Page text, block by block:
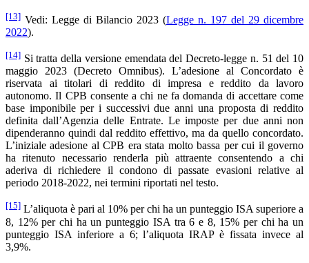
[13] Vedi: Legge di Bilancio 2023 (Legge n. 197 del 29 dicembre
2022).
[14] Si tratta della versione emendata del Decreto-legge n. 51 del 10
maggio 2023 (Decreto Omnibus). L’adesione al Concordato è
riservata ai titolari di reddito di impresa e reddito da lavoro
autonomo. Il CPB consente a chi ne fa domanda di accettare come
base imponibile per i successivi due anni una proposta di reddito
definita dall’Agenzia delle Entrate. Le imposte per due anni non
dipenderanno quindi dal reddito effettivo, ma da quello concordato.
L’iniziale adesione al CPB era stata molto bassa per cui il governo
ha ritenuto necessario renderla più attraente consentendo a chi
aderiva di richiedere il condono di passate evasioni relative al
periodo 2018-2022, nei termini riportati nel testo.
[15] L’aliquota è pari al 10% per chi ha un punteggio ISA superiore a
8, 12% per chi ha un punteggio ISA tra 6 e 8, 15% per chi ha un
punteggio ISA inferiore a 6; l’aliquota IRAP è fissata invece al
3,9%.